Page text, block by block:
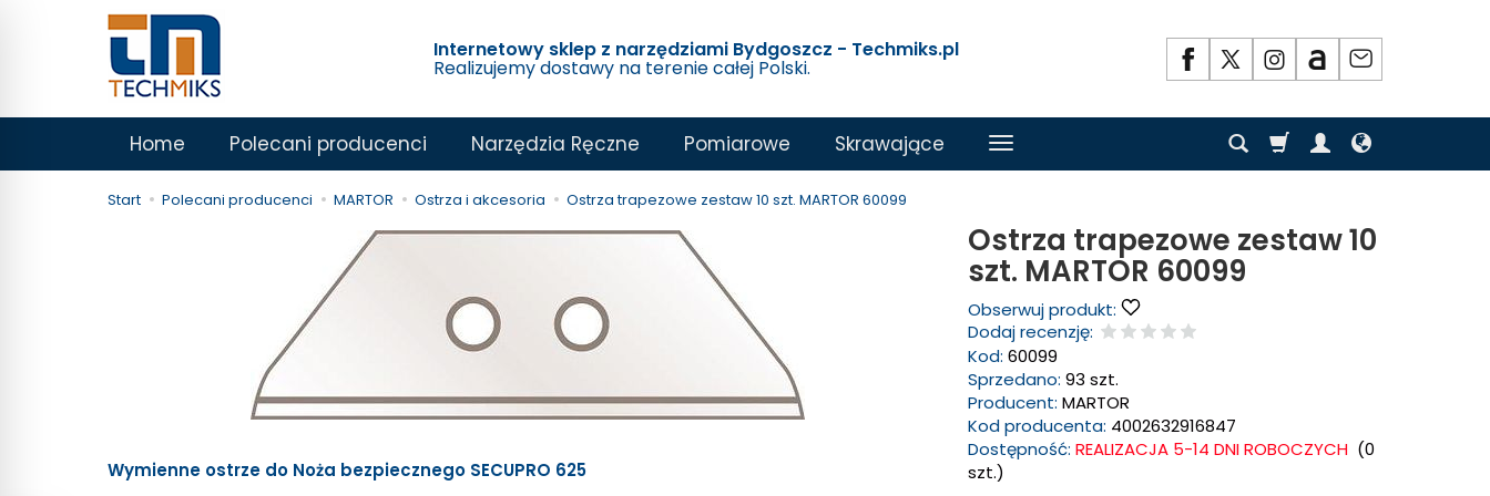
Internetowy sklep z narzędziami Bydgoszcz - Techmiks.pl
Realizujemy dostawy na terenie całej Polski.
Home Polecani producenci Narzędzia Ręczne Pomiarowe Skrawające
Start Polecani producenci MARTOR Ostrza i akcesoria Ostrza trapezowe zestaw 10 szt. MARTOR 60099
Ostrza trapezowe zestaw 10
szt. MARTOR 60099
Obserwuj produkt:
Dodaj recenzję:
Kod: 60099
Sprzedano: 93 szt.
Producent: MARTOR
Kod producenta: 4002632916847
Dostępność: REALIZACJA 5-14 DNI ROBOCZYCH (0
szt.)
Wymienne ostrze do Noża bezpiecznego SECUPRO 625